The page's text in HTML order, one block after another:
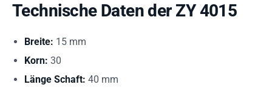
Technische Daten der ZY 4015
Breite: 15 mm
Korn: 30
Länge Schaft: 40 mm